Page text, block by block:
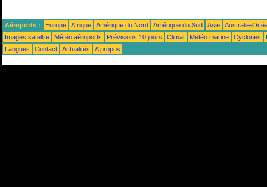
Aéroports : Europe Afrique Amérique du Nord Amérique du Sud Asie
Australie-
Images satellite
Météo aéroports Prévisions 10 jours Climat Météo marine Cyclones
Langues
Contact Actualités A propos